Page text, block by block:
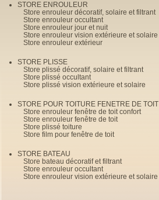
STORE ENROULEUR
Store enrouleur décoratif, solaire et filtrant
Store enrouleur occultant
Store enrouleur jour et nuit
Store enrouleur vision extérieure et solaire
Store enrouleur extérieur
STORE PLISSE
Store plissé décoratif, solaire et filtrant
Store plissé occultant
Store plissé vision extérieure et solaire
STORE POUR TOITURE FENETRE DE TOIT
Store enrouleur fenêtre de toit confort
Store enrouleur fenêtre de toit
Store plissé toiture
Store film pour fenêtre de toit
STORE BATEAU
Store bateau décoratif et filtrant
Store enrouleur occultant
Store enrouleur vision extérieure et solaire